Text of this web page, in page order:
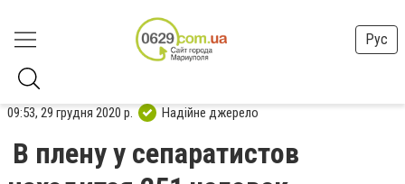
Рус
09:53, 29 грудня 2020 р. Надійне джерело
В плену у сепаратистов